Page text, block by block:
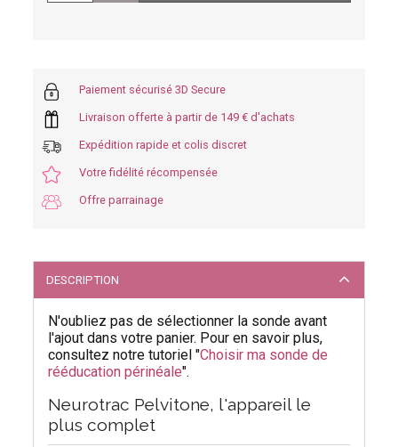
Paiement sécurisé 3D Secure
Livraison offerte à partir de 149 € d'achats
Expédition rapide et colis discret
Votre fidélité récompensée
Offre parrainage
DESCRIPTION
N'oubliez pas de sélectionner la sonde avant
l'ajout dans votre panier. Pour en savoir plus,
consultez notre tutoriel "Choisir ma sonde de
rééducation périnéale".
Neurotrac Pelvitone, l'appareil le
plus complet